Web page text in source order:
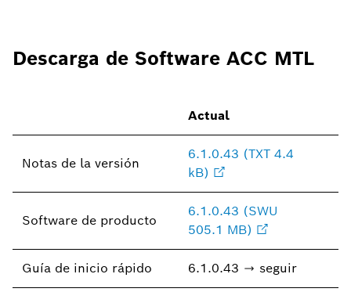
Descarga de Software ACC MTL
Actual
Notas de la versión
6.1.0.43 (TXT 4.4
kB)
Software de producto
6.1.0.43 (SWU
505.1 MB)
Guía de inicio rápido 6.1.0.43 → seguir